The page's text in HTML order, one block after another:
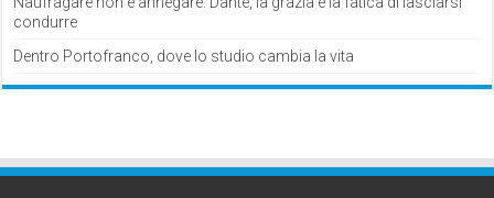
condurre
Dentro Portofranco, dove lo studio cambia la vita